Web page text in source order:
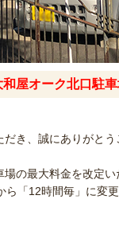
屋オーク北口駐
き、誠にありがとう
の最大料金を改定い
「12時間毎」に変